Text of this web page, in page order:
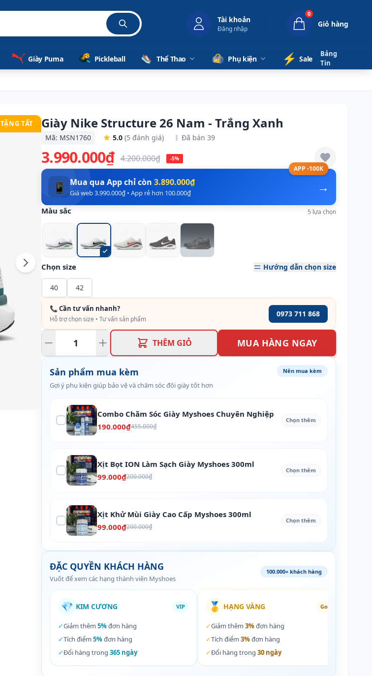
Tài khoản
Đăng nhập
0
Giỏ hàng
Giày Puma Pickleball Thể Thao Phụ kiện ⚡️ Sale
Bảng
Tin
TẶNG TẤT Giày Nike Structure 26 Nam - Trắng Xanh
Mã: MSN1760 5.0 (5 đánh giá) Đã bán 39
3.990.000₫ 4.200.000₫ -5%
APP -100K
→
📱 Mua qua App chỉ còn 3.890.000₫
Giá web 3.990.000₫ • App rẻ hơn 100.000₫
Màu sắc 5 lựa chọn
Chọn size Hướng dẫn chọn size
40 42
📞 Cần tư vấn nhanh?
Hỗ trợ chọn size • Tư vấn sản phẩm
0973 711 868
THÊM GIỎ MUA HÀNG NGAY
Sản phẩm mua kèm
Gợi ý phụ kiện giúp bảo vệ và chăm sóc đôi giày tốt hơn
Nên mua kèm
Combo Chăm Sóc Giày Myshoes Chuyên Nghiệp
190.000₫455.000₫
Chọn thêm
Xịt Bọt ION Làm Sạch Giày Myshoes 300ml
99.000₫200.000₫
Chọn thêm
Xịt Khử Mùi Giày Cao Cấp Myshoes 300ml
99.000₫200.000₫
Chọn thêm
ĐẶC QUYỀN KHÁCH HÀNG
Vuốt để xem các hạng thành viên Myshoes
100.000+ khách hàng
💎 KIM CƯƠNG VIP
✓Giảm thêm 5%đơn hàng
✓Tích điểm 5%đơn hàng
✓Đổi hàng trong 365 ngày
🥇 HẠNG VÀNG Gold
✓Giảm thêm 3%đơn hàng
✓Tích điểm 3%đơn hàng
✓Đổi hàng trong 30 ngày